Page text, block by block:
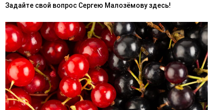
Задайте свой вопрос Сергею Малозёмову здесь!